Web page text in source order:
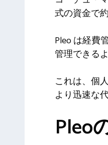
式の資金で
Pleo は経費
管理できる
これは、個
より迅速な
Pleo